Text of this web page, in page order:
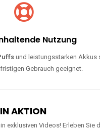
Nutzung
und leistungsstarken Akkus
Gebrauch geeignet.
IN AKTION
exklusiven Videos! Erleben